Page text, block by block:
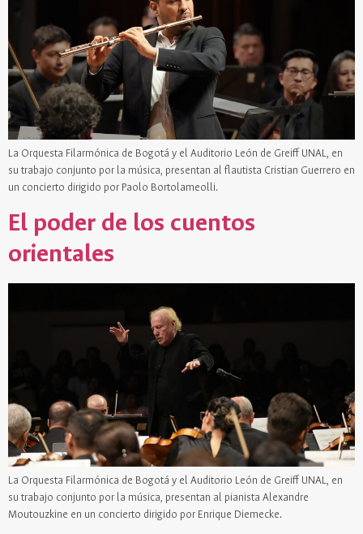
La Orquesta Filarmónica de Bogotá y el Auditorio León de Greiff UNAL, en
su trabajo conjunto por la música, presentan al flautista Cristian Guerrero en
un concierto dirigido por Paolo Bortolameolli.
El poder de los cuentos
orientales
La Orquesta Filarmónica de Bogotá y el Auditorio León de Greiff UNAL, en
su trabajo conjunto por la música, presentan al pianista Alexandre
Moutouzkine en un concierto dirigido por Enrique Diemecke.